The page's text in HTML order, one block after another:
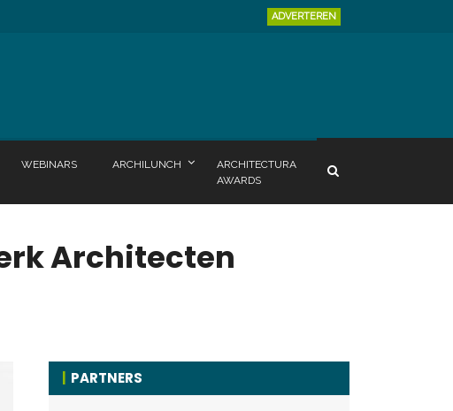
ADVERTEREN
WEBINARS ARCHILUNCH
ARCHITECTURA
AWARDS
Architecten
PARTNERS